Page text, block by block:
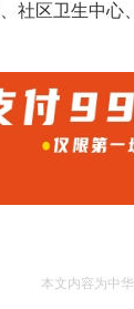
社区卫生中心
本文内容为中